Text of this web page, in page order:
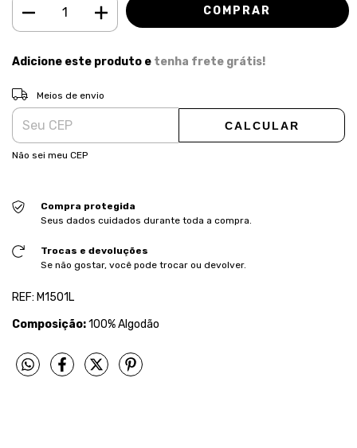
Adicione este produto e tenha frete grátis!
Entregas para o CEP:
Meios de envio
CALCULAR
Não sei meu CEP
Compra protegida
Seus dados cuidados durante toda a compra.
Trocas e devoluções
Se não gostar, você pode trocar ou devolver.
REF: M1501L
Composição:100% Algodão